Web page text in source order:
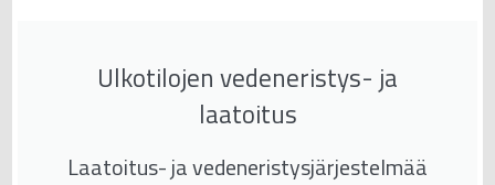
Ulkotilojen vedeneristys- ja
laatoitus
Laatoitus- ja vedeneristysjärjestelmää